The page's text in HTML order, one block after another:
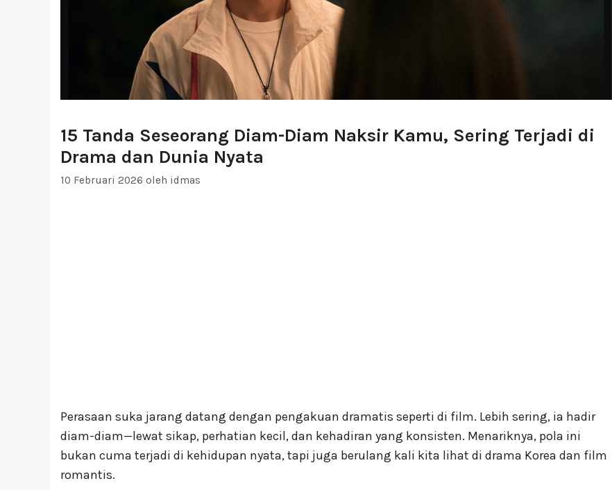
15 Tanda Seseorang Diam-Diam Naksir Kamu, Sering Terjadi di
Drama dan Dunia Nyata
10 Februari 2026 oleh idmas
Perasaan suka jarang datang dengan pengakuan dramatis seperti di film. Lebih sering, ia hadir
diam-diam—lewat sikap, perhatian kecil, dan kehadiran yang konsisten. Menariknya, pola ini
bukan cuma terjadi di kehidupan nyata, tapi juga berulang kali kita lihat di drama Korea dan film
romantis.